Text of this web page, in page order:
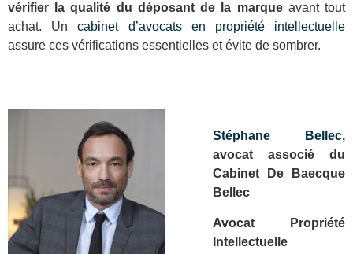
vérifier la qualité du déposant de la marqueavant tout
achat. Uncabinet d’avocats en propriété intellectuelle
assure ces vérifications essentielles et évite de sombrer.
Stéphane Bellec,
avocat associé du
Cabinet De Baecque
Bellec
Avocat Propriété
Intellectuelle